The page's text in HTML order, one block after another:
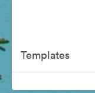
Templates